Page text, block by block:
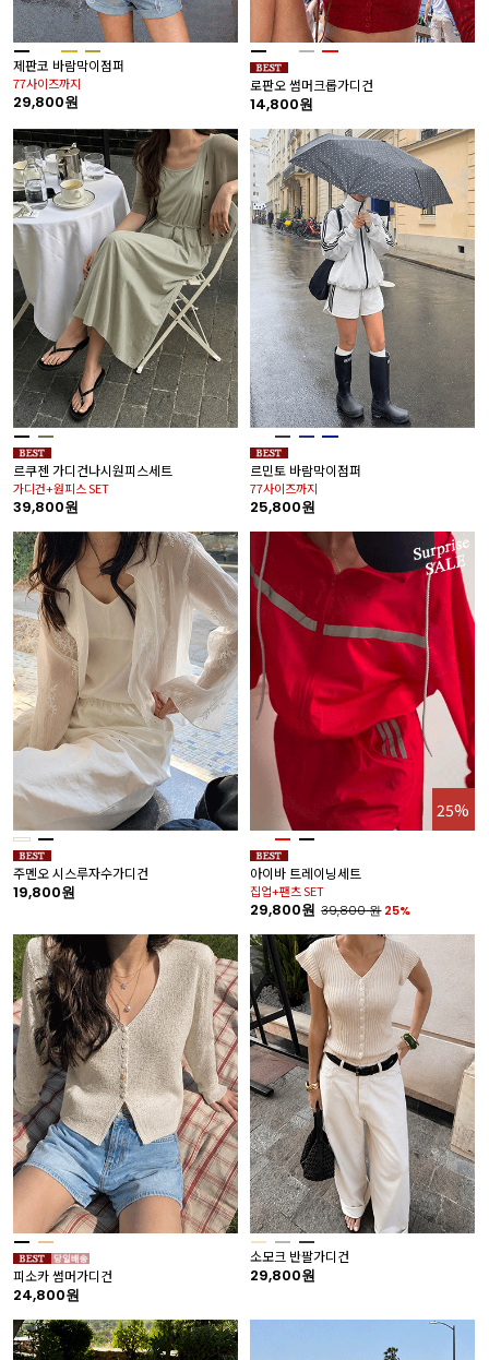
제판코 바람막이점퍼
77사이즈까지
29,800원
로판오 썸머크롭가디건
14,800원
르쿠젠 가디건나시원피스세트
가디건+원피스 SET
39,800원
르민토 바람막이점퍼
77사이즈까지
25,800원
주멘오 시스루자수가디건
19,800원
25%
아이바 트레이닝세트
집업+팬츠 SET
29,800원 39,800원 25%
피소카 썸머가디건
24,800원
소모크 반팔가디건
29,800원